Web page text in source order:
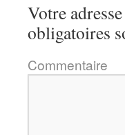
Votre
obligatoires
Commentaire